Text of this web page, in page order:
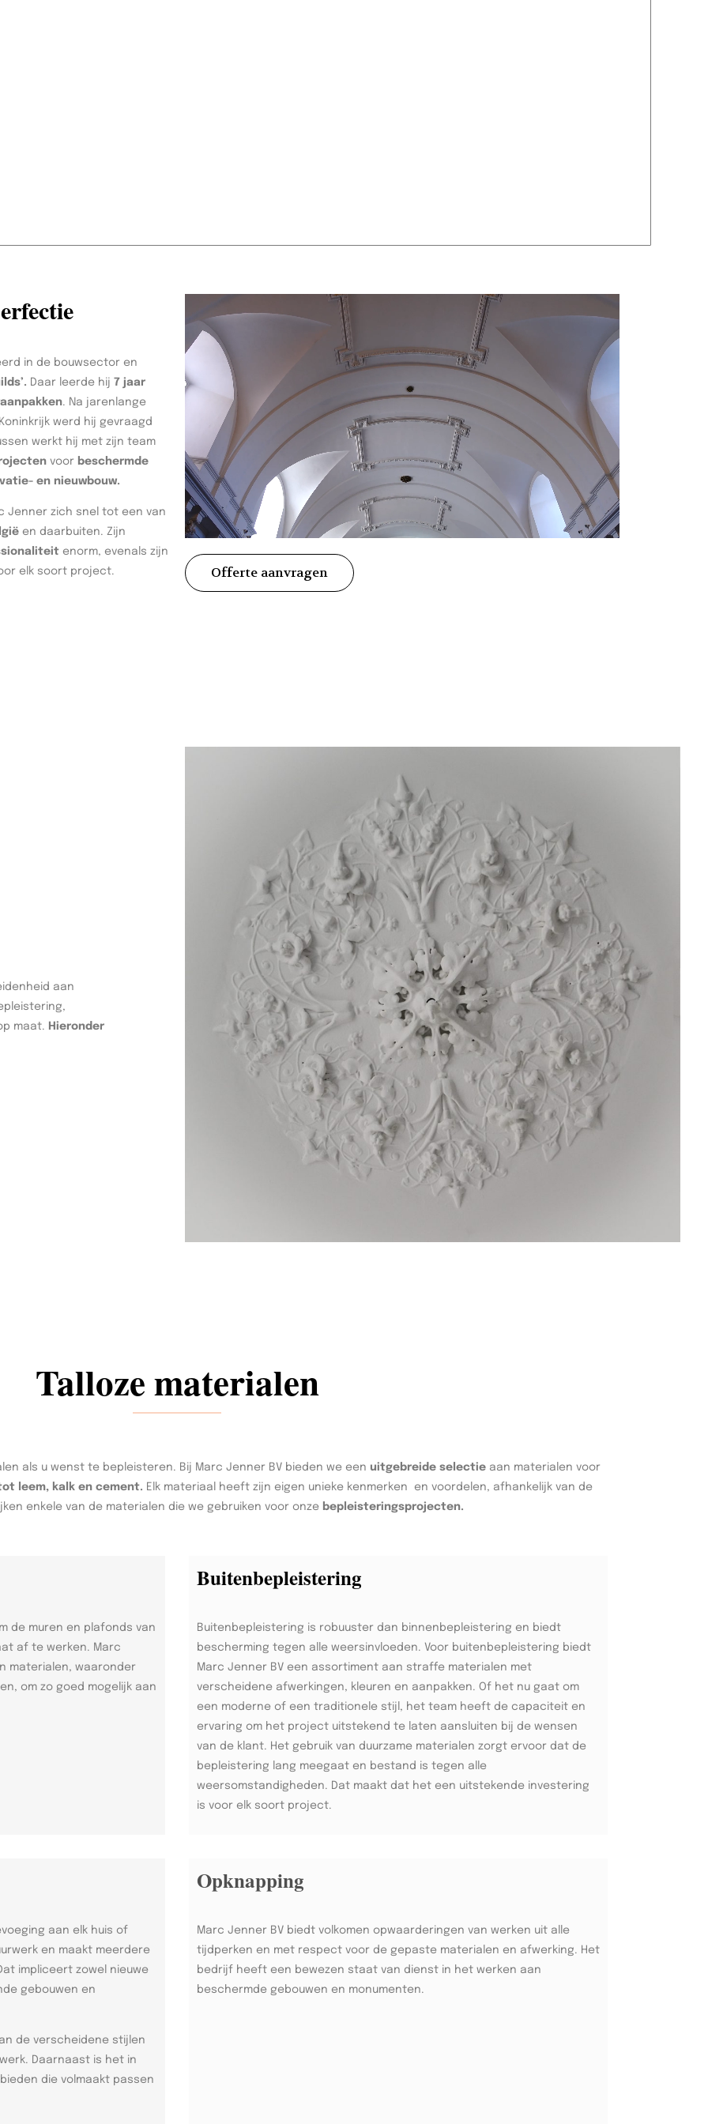
in de bouwsector en
Daar leerde hij 7 jaar
. Na jarenlange
werd hij gevraagd
werkt hij met zijn team
voor beschermde
en nieuwbouw.
Jenner zich snel tot een van
en daarbuiten. Zijn
enorm, evenals zijn
elk soort project. Offerte aanvragen
aan
maat. Hieronder
Talloze materialen
als u wenst te bepleisteren. Bij Marc Jenner BV bieden we een uitgebreide selectieaan materialen voor
leem, kalk en cement. Elk materiaal heeft zijn eigen unieke kenmerken en voordelen, afhankelijk van de
enkele van de materialen die we gebruiken voor onze bepleisteringsprojecten.
de muren en plafonds van
af te werken. Marc
materialen, waaronder
om zo goed mogelijk aan
Buitenbepleistering
Buitenbepleistering is robuuster dan binnenbepleistering en biedt
bescherming tegen alle weersinvloeden. Voor buitenbepleistering biedt
Marc Jenner BV een assortiment aan straffe materialen met
verscheidene afwerkingen, kleuren en aanpakken. Of het nu gaat om
een moderne of een traditionele stijl, het team heeft de capaciteit en
ervaring om het project uitstekend te laten aansluiten bij de wensen
van de klant. Het gebruik van duurzame materialen zorgt ervoor dat de
bepleistering lang meegaat en bestand is tegen alle
weersomstandigheden. Dat maakt dat het een uitstekende investering
is voor elk soort project.
aan elk huis of
en maakt meerdere
impliceert zowel nieuwe
gebouwen en
de verscheidene stijlen
Daarnaast is het in
die volmaakt passen
Opknapping
Marc Jenner BV biedt volkomen opwaarderingen van werken uit alle
tijdperken en met respect voor de gepaste materialen en afwerking. Het
bedrijf heeft een bewezen staat van dienst in het werken aan
beschermde gebouwen en monumenten.